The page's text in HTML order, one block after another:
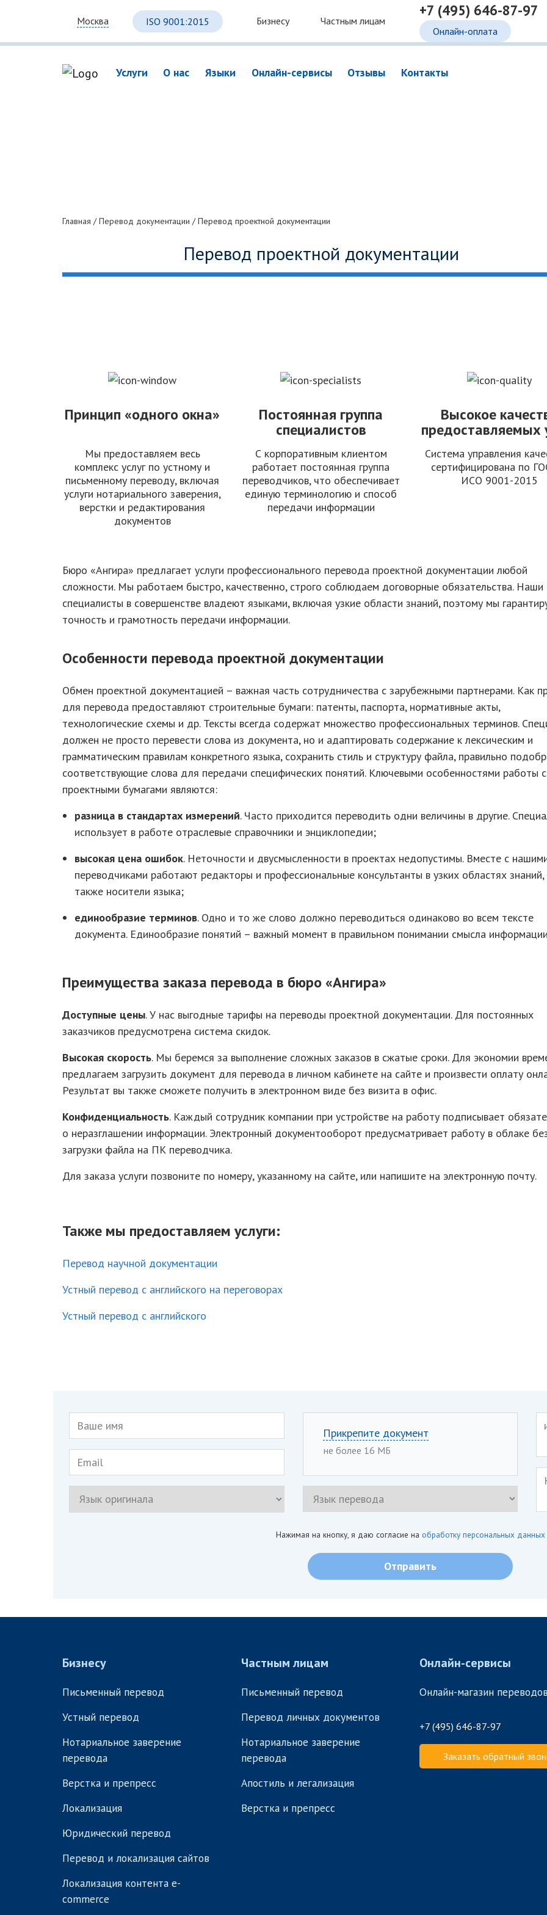
Москва ISO 9001:2015 Бизнесу Частным лицам
+7 (495) 646-87-97
Онлайн-оплата
Услуги О нас Языки Онлайн-сервисы Отзывы Контакты
Главная /Перевод документации /Перевод проектной документации
Перевод проектной документации
Принцип «одного окна»
Мы предоставляем весь
комплекс услуг по устному и
письменному переводу, включая
услуги нотариального заверения,
верстки и редактирования
документов
Постоянная группа
специалистов
С корпоративным клиентом
работает постоянная группа
переводчиков, что обеспечивает
единую терминологию и способ
передачи информации
Высокое
предоставляемых
Система управления
сертифицирована по
ИСО 9001-2015
Бюро «Ангира» предлагает услуги профессионального перевода проектной документации любой
сложности. Мы работаем быстро, качественно, строго соблюдаем договорные обязательства. Наши
специалисты в совершенстве владеют языками, включая узкие области знаний, поэтому мы
точность и грамотность передачи информации.
Особенности перевода проектной документации
Обмен проектной документацией – важная часть сотрудничества с зарубежными партнерами. Как
для перевода предоставляют строительные бумаги: патенты, паспорта, нормативные акты,
технологические схемы и др. Тексты всегда содержат множество профессиональных терминов.
должен не просто перевести слова из документа, но и адаптировать содержание к лексическим и
грамматическим правилам конкретного языка, сохранить стиль и структуру файла, правильно
соответствующие слова для передачи специфических понятий. Ключевыми особенностями работы с
проектными бумагами являются:
разница в стандартах измерений. Часто приходится переводить одни величины в другие.
использует в работе отраслевые справочники и энциклопедии;
высокая цена ошибок. Неточности и двусмысленности в проектах недопустимы. Вместе с
переводчиками работают редакторы и профессиональные консультанты в узких областях знаний,
также носители языка;
единообразие терминов. Одно и то же слово должно переводиться одинаково во всем тексте
документа. Единообразие понятий – важный момент в правильном понимании смысла
Преимущества заказа перевода в бюро «Ангира»
Доступные цены. У нас выгодные тарифы на переводы проектной документации. Для постоянных
заказчиков предусмотрена система скидок.
Высокая скорость. Мы беремся за выполнение сложных заказов в сжатые сроки. Для экономии
предлагаем загрузить документ для перевода в личном кабинете на сайте и произвести оплату
Результат вы также сможете получить в электронном виде без визита в офис.
Конфиденциальность. Каждый сотрудник компании при устройстве на работу подписывает
о неразглашении информации. Электронный документооборот предусматривает работу в облаке
загрузки файла на ПК переводчика.
Для заказа услуги позвоните по номеру, указанному на сайте, или напишите на электронную почту.
Также мы предоставляем услуги:
Перевод научной документации
Устный перевод с английского на переговорах
Устный перевод с английского
Прикрепите документ
не более 16 МБ
Нажимая на кнопку, я даю согласие на обработку персональных данных
Бизнесу
Письменный перевод
Устный перевод
Нотариальное заверение
перевода
Верстка и препресс
Локализация
Юридический перевод
Перевод и локализация сайтов
Локализация контента e-
commerce
Частным лицам
Письменный перевод
Перевод личных документов
Нотариальное заверение
перевода
Апостиль и легализация
Верстка и препресс
Онлайн-сервисы
Онлайн-магазин переводов
+7 (495) 646-87-97
Заказать обратный